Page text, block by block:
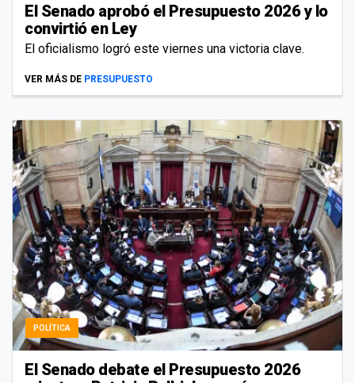
El Senado aprobó el Presupuesto 2026 y lo
convirtió en Ley
El oficialismo logró este viernes una victoria clave.
VER MÁS DE PRESUPUESTO
POLÍTICA
El Senado debate el Presupuesto 2026